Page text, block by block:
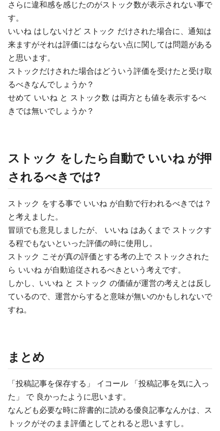
さらに違和感を感じたのがストック数が表示されない事で
す。
いいね はしないけど ストック だけされた場合に、通知は
来ますがそれは評価にはならない点に関しては問題がある
と思います。
ストックだけされた場合はどういう評価を受けたと受け取
るべきなんでしょうか？
せめて いいね と ストック数 は両方とも値を表示するべ
きでは無いでしょうか？
ストック をしたら自動で いいね が押
されるべきでは?
ストック をする事で いいね が自動で行われるべきでは？
と考えました。
冒頭でも意見しましたが、 いいね はあくまで ストックす
る程でもないといった評価の時に使用し。
ストック こそが真の評価とする考の上で ストックされた
ら いいね が自動追従されるべきという考えです。
しかし、いいね と ストック の価値が運営の考えとは反し
ているので、運営からすると意味が無いのかもしれないで
すね。
まとめ
「投稿記事を保存する」 イコール 「投稿記事を気に入っ
た」 で 良かったように思います。
なんども必要な時に辞書的に読める優良記事なんかは、ス
トックがそのまま評価としてとれると思いますし。